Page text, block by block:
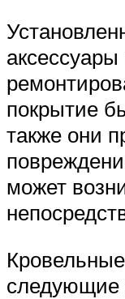
покрытие
также они
может
следующие